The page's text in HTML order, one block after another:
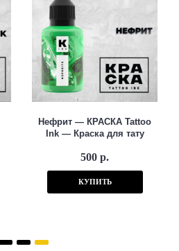
Нефрит — КРАСКА Tattoo
Ink — Краска для тату
500 р.
КУПИТЬ